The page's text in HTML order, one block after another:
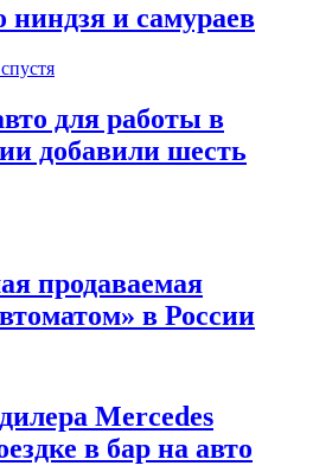
и самураев
для работы в
добавили шесть
продаваемая
в России
Mercedes
в бар на авто